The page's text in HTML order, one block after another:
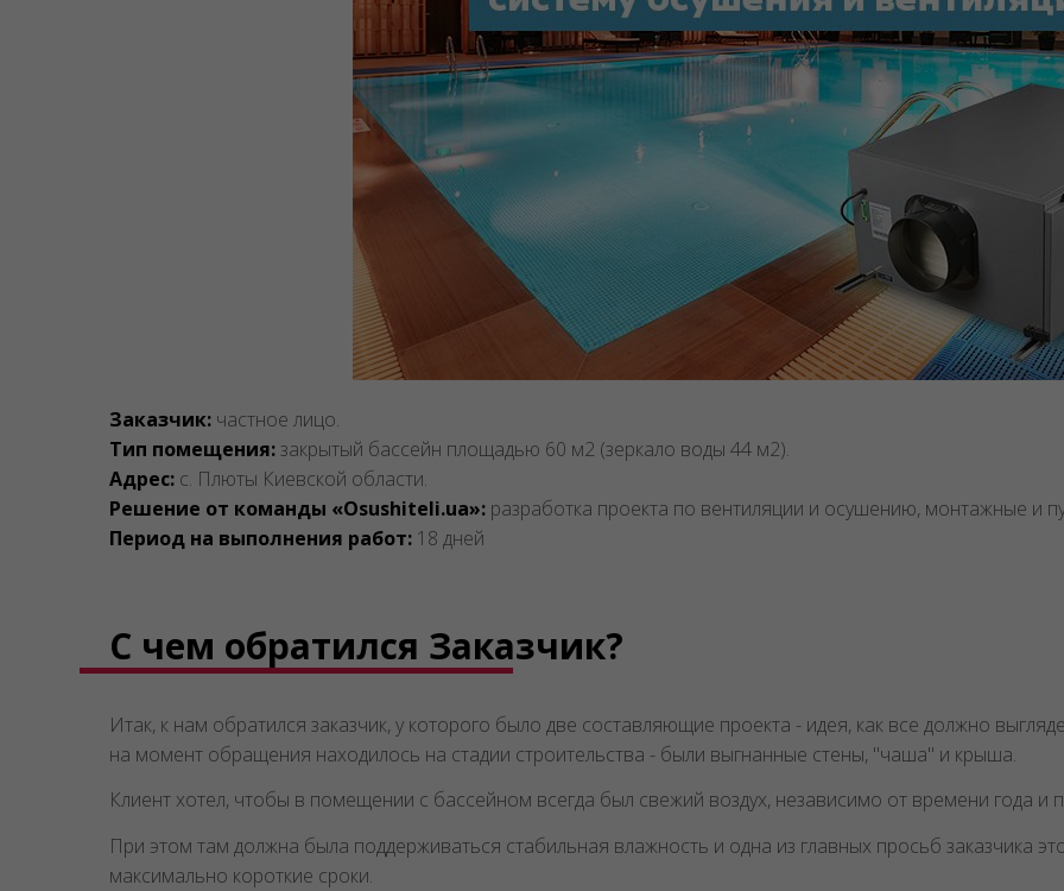
Заказчик: частное лицо.
Тип помещения:закрытый бассейн площадью 60 м2 (зеркало воды 44 м2).
Адрес: с. Плюты Киевской области.
Решение от команды «Osushiteli.ua»: разработка проекта по вентиляции и осушению, монтажные и
Период на выполнения работ: 18 дней
С чем обратился Заказчик?
Итак, к нам обратился заказчик, у которого было две составляющие проекта - идея, как все должно
на момент обращения находилось на стадии строительства - были выгнанные стены, "чаша" и крыша.
Клиент хотел, чтобы в помещении с бассейном всегда был свежий воздух, независимо от времени года и
При этом там должна была поддерживаться стабильная влажность и одна из главных просьб заказчика
максимально короткие сроки.